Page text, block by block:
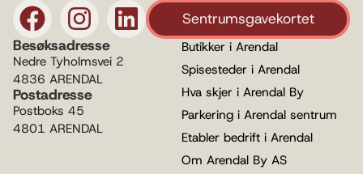
Sentrumsgavekortet
Besøksadresse
Nedre Tyholmsvei 2
4836 ARENDAL
Postadresse
Postboks 45
4801 ARENDAL
Butikker i Arendal
Spisesteder i Arendal
Hva skjer i Arendal By
Parkering i Arendal sentrum
Etabler bedrift i Arendal
Om Arendal By AS